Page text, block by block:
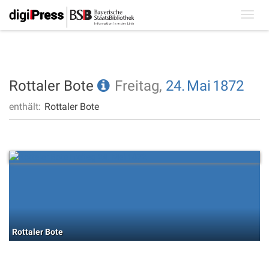
Rottaler Bote Freitag, 24. Mai 1872
enthält: Rottaler Bote
Rottaler Bote